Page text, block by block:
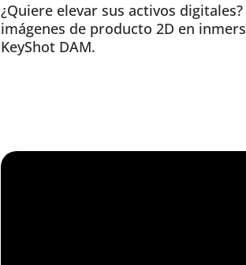
¿Quiere elevar sus activos
imágenes de producto 2D en
KeyShot DAM.